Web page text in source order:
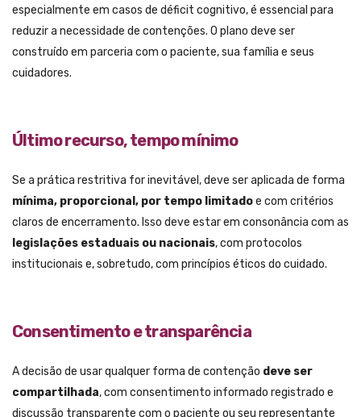
especialmente em casos de déficit cognitivo, é essencial para
reduzir a necessidade de contenções. O plano deve ser
construído em parceria com o paciente, sua família e seus
cuidadores.
Último recurso, tempo mínimo
Se a prática restritiva for inevitável, deve ser aplicada de forma
mínima, proporcional, por tempo limitadoe com critérios
claros de encerramento. Isso deve estar em consonância com as
legislações estaduais ou nacionais, com protocolos
institucionais e, sobretudo, com princípios éticos do cuidado.
Consentimento e transparência
A decisão de usar qualquer forma de contenção deve ser
compartilhada, com consentimento informado registrado e
discussão transparente com o paciente ou seu representante